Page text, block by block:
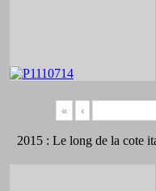
« ‹
2015 : Le long de la cote